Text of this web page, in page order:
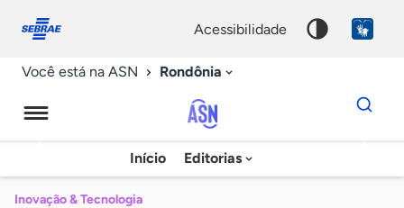
conosco
acessibilidade
Você está na ASN Rondônia
Agência
Sebrae
Início Editorias
Dados
para
chave
Inovação & Tecnologia